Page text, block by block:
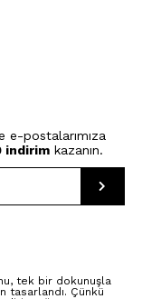
e-postalarımıza
indirim kazanın.
tek bir dokunuşla
tasarlandı. Çünkü